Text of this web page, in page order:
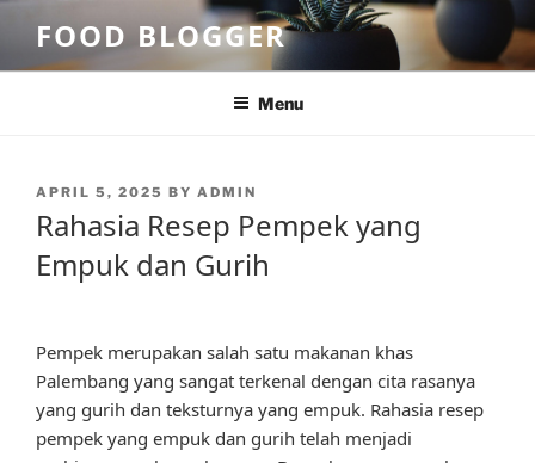
content
FOOD BLOGGER
Menu
POSTED
APRIL 5, 2025 BY ADMIN
Rahasia Resep Pempek yang
Empuk dan Gurih
Pempek merupakan salah satu makanan khas
Palembang yang sangat terkenal dengan cita rasanya
yang gurih dan teksturnya yang empuk. Rahasia resep
pempek yang empuk dan gurih telah menjadi